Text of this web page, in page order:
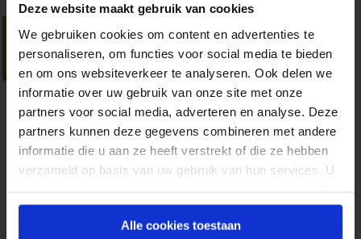
Deze website maakt gebruik van cookies
We gebruiken cookies om content en advertenties te
personaliseren, om functies voor social media te bieden
en om ons websiteverkeer te analyseren. Ook delen we
informatie over uw gebruik van onze site met onze
partners voor social media, adverteren en analyse. Deze
partners kunnen deze gegevens combineren met andere
informatie die u aan ze heeft verstrekt of die ze hebben
verzameld op basis van uw gebruik van hun services. U
gebruiken.
Alle cookies toestaan
Loadtime optimization
(deel 2)
16 oktober 2008
Vincent van
Scherpenseelin Praktijkinzichten
In het eerste deel van deze serie artikelen is er
gesproken over wat laadtijd van een website is
en hoe het te meten is. Omdat meten slechts de
uitgelegd wat er gedaan kan worden om de
laadtijd te verkleinen. Het...